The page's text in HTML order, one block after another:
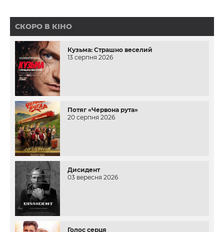
СКОРО В КІНО
Кузьма: Страшно веселий
13 серпня 2026
Потяг «Червона рута»
20 серпня 2026
Дисидент
03 вересня 2026
Голос серця